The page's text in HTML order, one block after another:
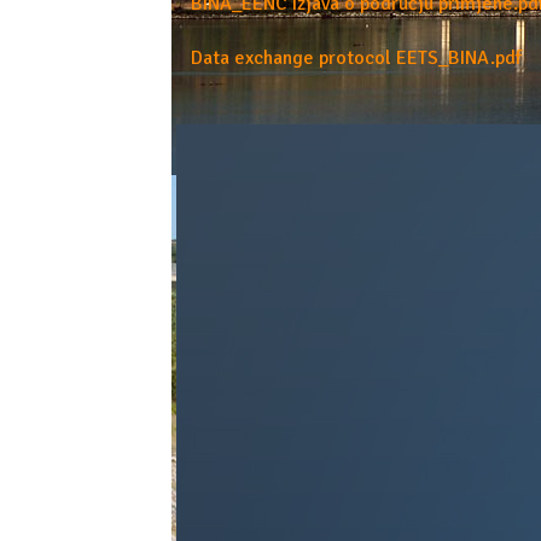
Data exchange protocol EETS_BINA.pdf